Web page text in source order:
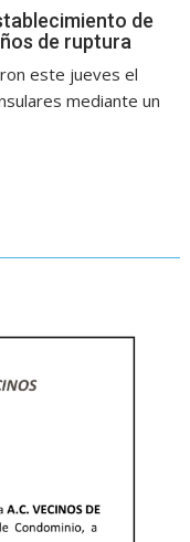
de
de ruptura
este jueves el
mediante un